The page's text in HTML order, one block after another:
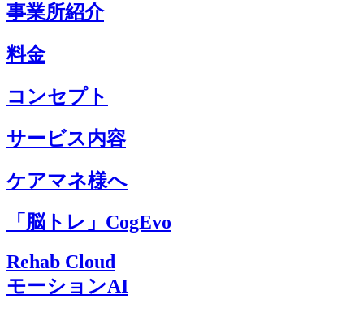
事業所紹介
料金
コンセプト
サービス内容
ケアマネ様へ
「脳トレ」CogEvo
Rehab Cloud
モーションAI